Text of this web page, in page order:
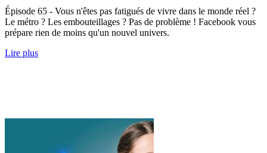
Épisode 65 - Vous n'êtes pas fatigués de vivre dans le monde réel ?
Le métro ? Les embouteillages ? Pas de problème ! Facebook vous
prépare rien de moins qu'un nouvel univers.
Lire plus